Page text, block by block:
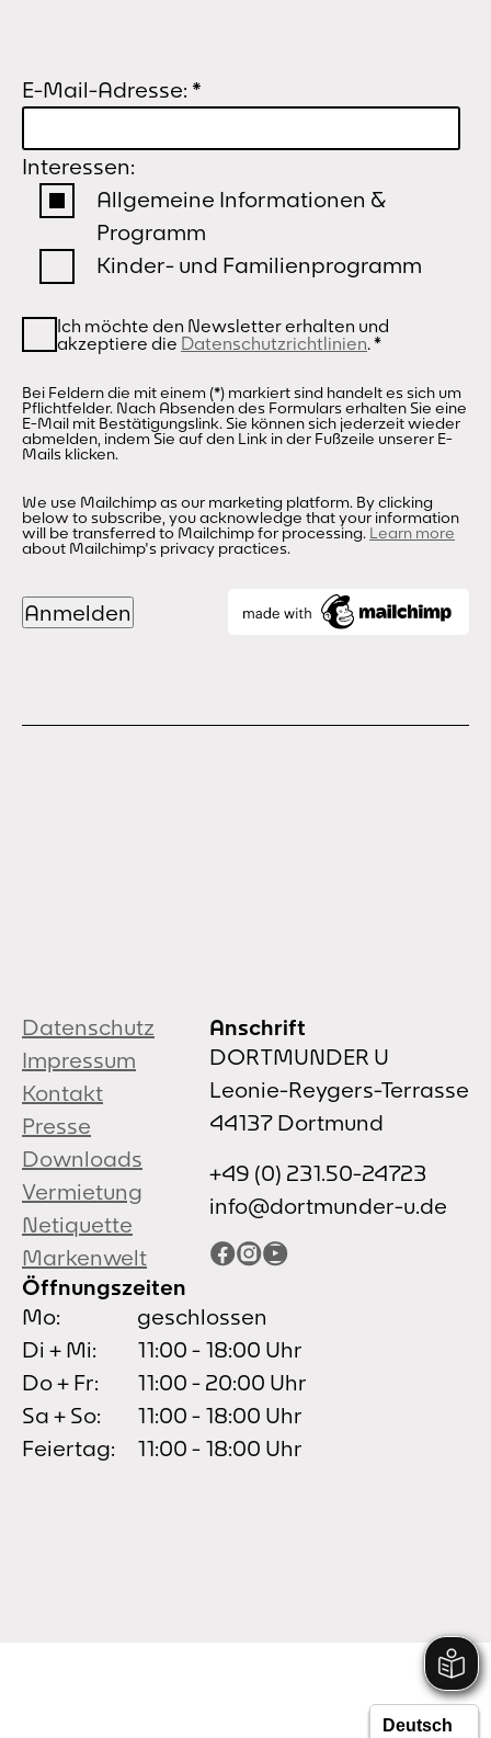
E-Mail-Adresse: *
Interessen:
Allgemeine Informationen &
Programm
Kinder- und Familienprogramm
Ich möchte den Newsletter erhalten und
akzeptiere die Datenschutzrichtlinien.*
Bei Feldern die mit einem (*) markiert sind handelt es sich um
Pflichtfelder. Nach Absenden des Formulars erhalten Sie eine
E-Mail mit Bestätigungslink. Sie können sich jederzeit wieder
abmelden, indem Sie auf den Link in der Fußzeile unserer E-
Mails klicken.
We use Mailchimp as our marketing platform. By clicking
below to subscribe, you acknowledge that your information
will be transferred to Mailchimp for processing. Learn more
about Mailchimp's privacy practices.
Datenschutz
Impressum
Kontakt
Presse
Downloads
Vermietung
Netiquette
Markenwelt
Anschrift
DORTMUNDER U
Leonie-Reygers-Terrasse
44137 Dortmund
+49 (0) 231.50-24723
info@dortmunder-u.de
Facebook
Instagram
YouTube
Öffnungszeiten
Mo:
geschlossen
Di + Mi:
11:00 - 18:00 Uhr
Do + Fr:
11:00 - 20:00 Uhr
Sa + So:
11:00 - 18:00 Uhr
Feiertag:
11:00 - 18:00 Uhr